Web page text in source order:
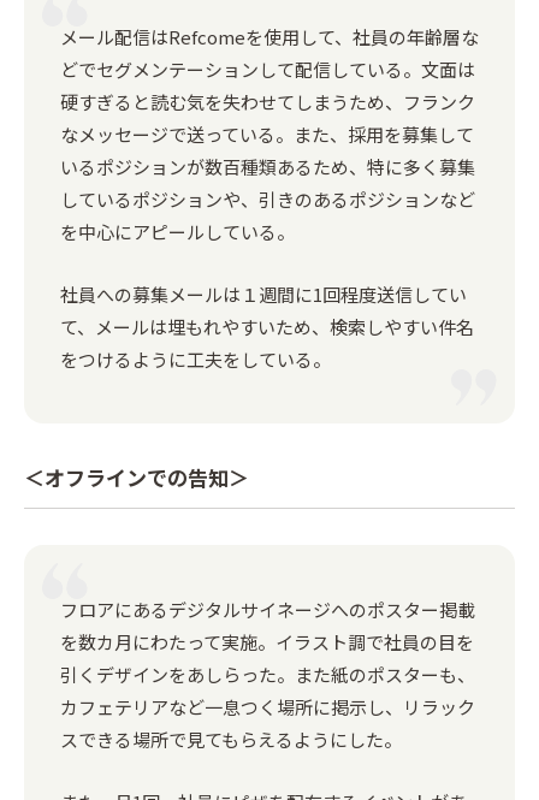
メール配信はRefcomeを使用して、社員の年齢層な
どでセグメンテーションして配信している。文面は
硬すぎると読む気を失わせてしまうため、フランク
なメッセージで送っている。また、採用を募集して
いるポジションが数百種類あるため、特に多く募集
しているポジションや、引きのあるポジションなど
を中心にアピールしている。
社員への募集メールは１週間に1回程度送信してい
て、メールは埋もれやすいため、検索しやすい件名
をつけるように工夫をしている。
＜オフラインでの告知＞
フロアにあるデジタルサイネージへのポスター掲載
を数カ月にわたって実施。イラスト調で社員の目を
引くデザインをあしらった。また紙のポスターも、
カフェテリアなど一息つく場所に掲示し、リラック
スできる場所で見てもらえるようにした。